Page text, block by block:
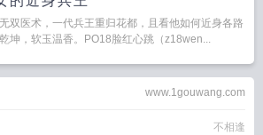
双医术，一代兵王重归花都，且看他如何近身各路
坤，软玉温香。PO18脸红心跳（z18wen...
www.1gouwang.com
不相逢